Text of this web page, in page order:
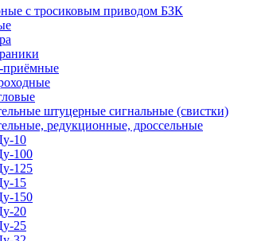
с тросиковым приводом БЗК
приёмные
штуцерные сигнальные (свистки)
редукционные, дроссельные
10
100
125
15
150
20
25